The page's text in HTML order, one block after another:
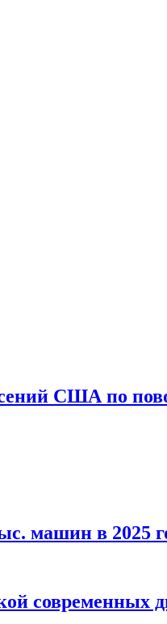
США по
машин в 2025
современных